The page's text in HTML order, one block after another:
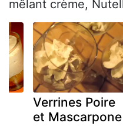
mêlant crème,
Verrines Poire
et Mascarpone